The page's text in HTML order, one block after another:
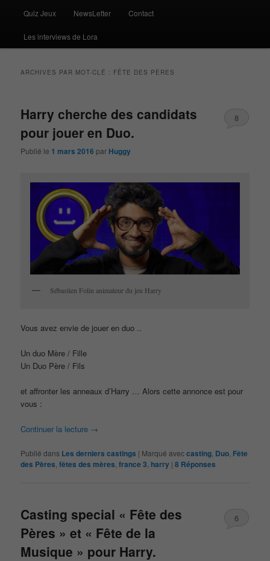
Quiz Jeux NewsLetter Contact
Les interviews de Lora
ARCHIVES PAR MOT-CLÉ : FÊTE DES PÈRES
Harry cherche des candidats
pour jouer en Duo.
Publié le 1 mars 2016 par Huggy
8
Sébastien Folin animateur du jeu Harry
Vous avez envie de jouer en duo ..
Un duo Mère / Fille
Un Duo Père / Fils
et affronter les anneaux d’Harry … Alors cette annonce est pour
vous :
Continuer la lecture →
Publié dans Les derniers castings | Marqué aveccasting, Duo, Fête
des Pères,fêtes des mères,france 3, harry |8 Réponses
Casting special « Fête des
Pères » et « Fête de la
Musique » pour Harry.
6